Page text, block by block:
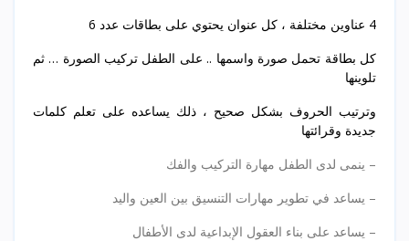
4 عناوين مختلفة ، كل عنوان يحتوي على بطاقات عدد 6
كل بطاقة تحمل صورة واسمها .. على الطفل تركيب الصورة … ثم
تلوينها
وترتيب الحروف بشكل صحيح ، ذلك يساعده على تعلم كلمات
جديدة وقرائتها
– ينمى لدى الطفل مهارة التركيب والفك
– يساعد في تطوير مهارات التنسيق بين العين واليد
– يساعد على بناء العقول الإبداعية لدى الأطفال